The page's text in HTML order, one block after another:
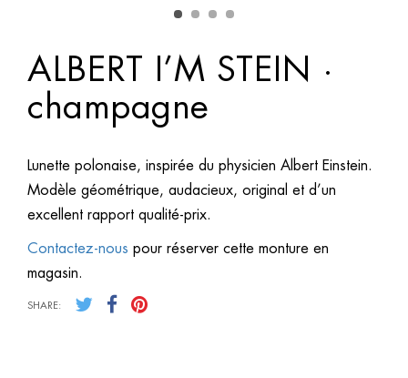
ALBERT I’M STEIN ·
champagne
Lunette polonaise, inspirée du physicien Albert Einstein.
Modèle géométrique, audacieux, original et d’un
excellent rapport qualité-prix.
Contactez-nous pour réserver cette monture en
magasin.
SHARE: